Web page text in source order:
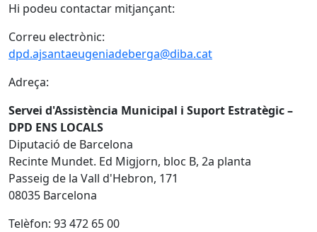
Hi podeu contactar mitjançant:
Correu electrònic:
dpd.ajsantaeugeniadeberga@diba.cat
Adreça:
Servei d'Assistència Municipal i Suport Estratègic –
DPD ENS LOCALS
Diputació de Barcelona
Recinte Mundet. Ed Migjorn, bloc B, 2a planta
Passeig de la Vall d'Hebron, 171
08035 Barcelona
Telèfon: 93 472 65 00